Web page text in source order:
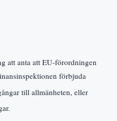
att anta att EU-förordningen
förbjuda
till allmänheten, eller